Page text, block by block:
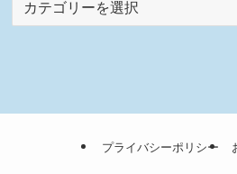
一
プライバシーポリシー